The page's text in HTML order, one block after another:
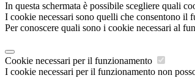
In questa schermata è possibile scegliere quali
I cookie necessari sono quelli che consentono il
Per conoscere quali sono i cookie necessari al
Cookie necessari per il funzionamento
I cookie necessari per il funzionamento non